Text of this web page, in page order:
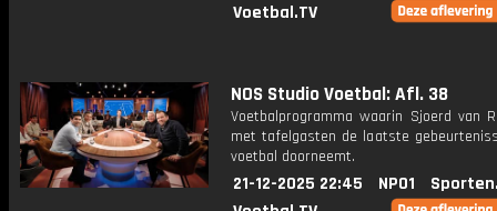
Voetbal.TV
NOS Studio Voetbal: Afl. 38
Voetbalprogramma waarin Sjoerd van
met tafelgasten de laatste
voetbal doorneemt.
21-12-2025 22:45 NPO1